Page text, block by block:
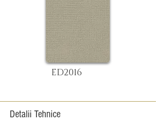
ED2016
Detalii Tehnice